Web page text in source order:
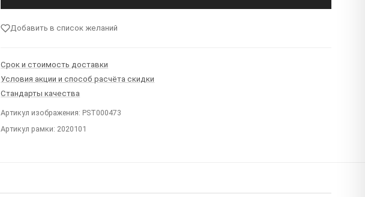
Добавить в список желаний
Срок и стоимость доставки
Условия акции и способ расчёта скидки
Стандарты качества
Артикул изображения: PST000473
Артикул рамки: 2020101